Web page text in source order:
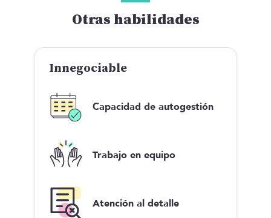
Otras habilidades
Innegociable
Capacidad de autogestión
Trabajo en equipo
Atención al detalle